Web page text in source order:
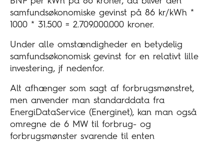
samfundsøkonomiske gevinst på 86 kr/kWh *
1000 * 31.500 = 2.709.000.000 kroner.
Under alle omstændigheder en betydelig
samfundsøkonomisk gevinst for en relativt lille
investering, jf nedenfor.
Alt afhænger som sagt af forbrugsmønstret,
men anvender man standarddata fra
EnergiDataService (Energinet), kan man også
omregne de 6 MW til forbrug- og
forbrugsmønster svarende til enten